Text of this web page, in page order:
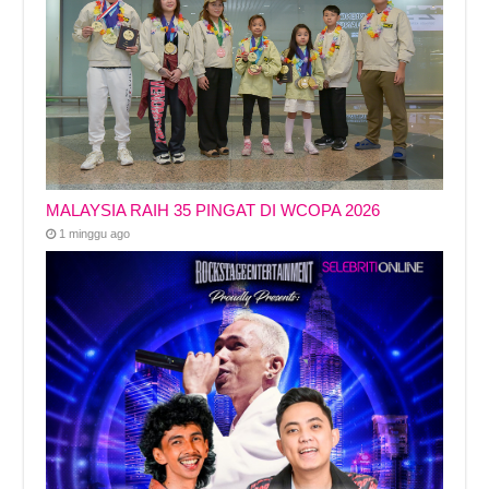
MALAYSIA RAIH 35 PINGAT DI WCOPA 2026
1 minggu ago